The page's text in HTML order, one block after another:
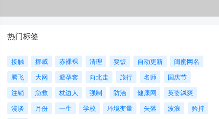
热门标签
接触 挪威 赤裸裸 清理 要饭 自动更新
闺蜜网名
腾飞
大网 避孕套 向北走 旅行 名师
国庆节
注销
急救 枕边人 强制 防治 健康网
英姿飒爽
漫谈
月份 一生 学校 环境变量 失落 波浪
矜持